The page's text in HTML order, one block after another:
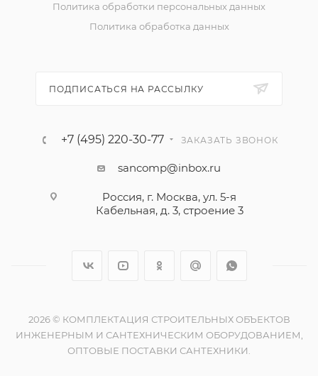
Политика обработки персональных данных
Политика обработка данных
ПОДПИСАТЬСЯ НА РАССЫЛКУ
+7 (495) 220-30-77 ЗАКАЗАТЬ ЗВОНОК
sancomp@inbox.ru
Россия, г. Москва, ул. 5-я
Кабельная, д. 3, строение 3
2026 © КОМПЛЕКТАЦИЯ СТРОИТЕЛЬНЫХ ОБЪЕКТОВ
ИНЖЕНЕРНЫМ И САНТЕХНИЧЕСКИМ ОБОРУДОВАНИЕМ,
ОПТОВЫЕ ПОСТАВКИ САНТЕХНИКИ.